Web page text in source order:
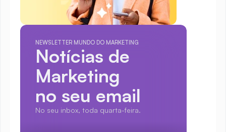
NEWSLETTER MUNDO DO MARKETING
Notícias de
Marketing
no seu email
No seu inbox, toda quarta-feira.